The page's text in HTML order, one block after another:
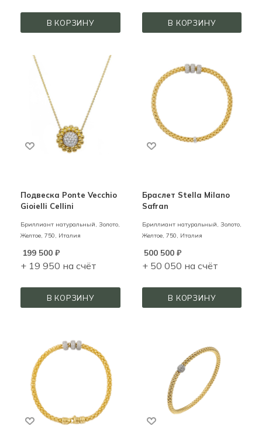
В КОРЗИНУ В КОРЗИНУ
Подвеска Ponte Vecchio
Gioielli Cellini
Бриллиант натуральный, Золото,
Желтое, 750, Италия
199 500 ₽
+ 19 950 на счёт
В КОРЗИНУ
Браслет Stella Milano
Safran
Бриллиант натуральный, Золото,
Желтое, 750, Италия
500 500₽
+ 50 050 на счёт
В КОРЗИНУ